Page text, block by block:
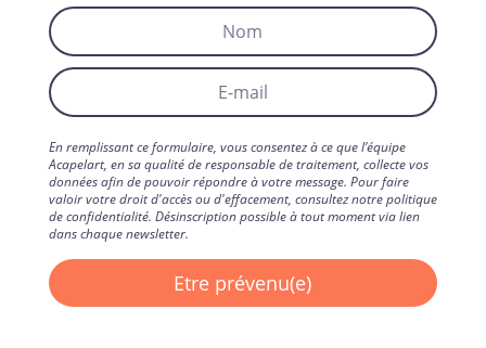
En remplissant ce formulaire, vous consentez à ce que l’équipe
Acapelart, en sa qualité de responsable de traitement, collecte vos
données afin de pouvoir répondre à votre message. Pour faire
valoir votre droit d'accès ou d'effacement, consultez notre politique
de confidentialité. Désinscription possible à tout moment via lien
dans chaque newsletter.